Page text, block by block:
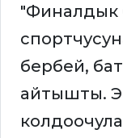
"Финалдык
бербей,
айтышты.